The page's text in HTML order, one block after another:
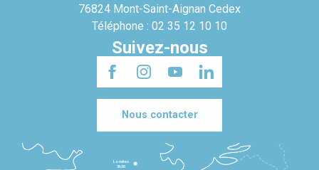
76824 Mont-Saint-Aignan Cedex
Téléphone : 02 35 12 10 10
Suivez-nous
Nous contacter
Londres
3h30